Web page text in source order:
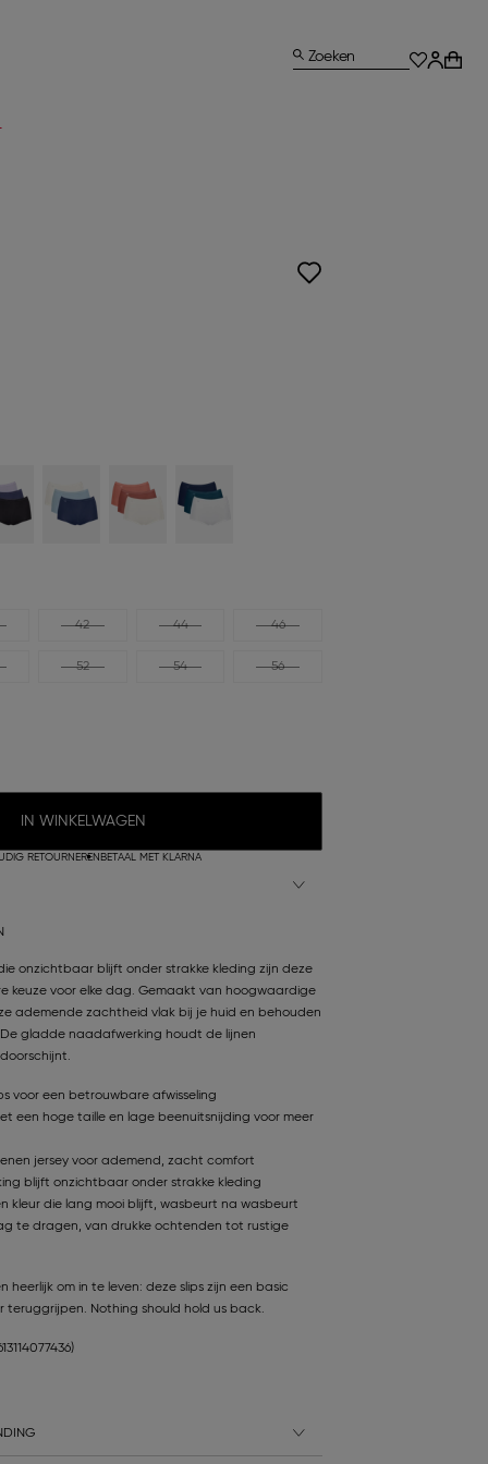
Zoeken
42 44 46
52 54 56
IN WINKELWAGEN
RETOURNEREN BETAAL MET KLARNA
onzichtbaar blijft onder strakke kleding zijn deze
keuze voor elke dag. Gemaakt van hoogwaardige
ademende zachtheid vlak bij je huid en behouden
De gladde naadafwerking houdt de lijnen
voor een betrouwbare afwisseling
een hoge taille en lage beenuitsnijding voor meer
jersey voor ademend, zacht comfort
blijft onzichtbaar onder strakke kleding
kleur die lang mooi blijft, wasbeurt na wasbeurt
te dragen, van drukke ochtenden tot rustige
heerlijk om in te leven: deze slips zijn een basic
teruggrijpen. Nothing should hold us back.